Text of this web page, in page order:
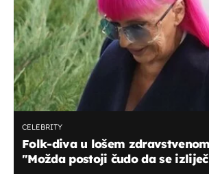
CELEBRITY
Folk-diva u lošem
"Možda postoji čudo da se